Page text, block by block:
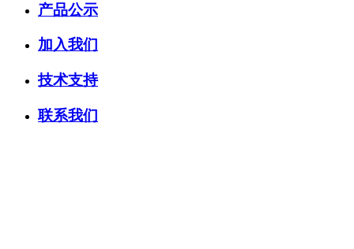
产品公示
加入我们
技术支持
联系我们